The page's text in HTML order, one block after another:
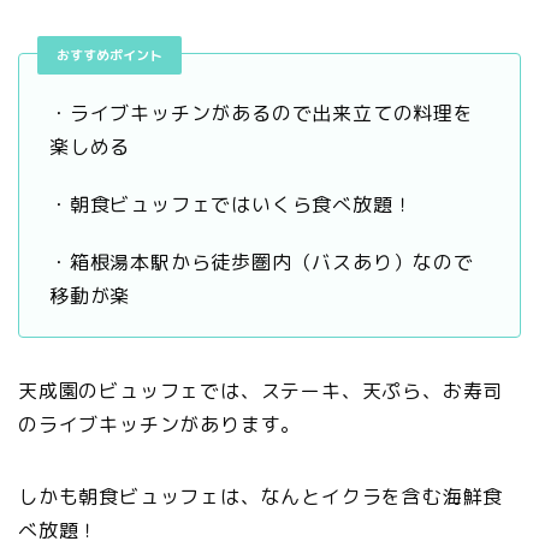
おすすめポイント
・ライブキッチンがあるので出来立ての料理を
楽しめる
・朝食ビュッフェではいくら食べ放題！
・箱根湯本駅から徒歩圏内（バスあり）なので
移動が楽
天成園のビュッフェでは、ステーキ、天ぷら、お寿司
のライブキッチンがあります。
しかも朝食ビュッフェは、なんとイクラを含む海鮮食
べ放題！